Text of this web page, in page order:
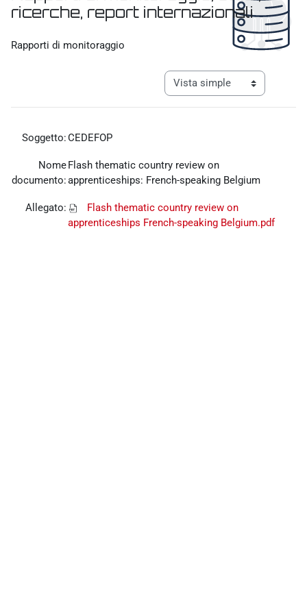
ricerche, report internazionali
Rapporti di monitoraggio
Ver modo de navegación
Soggetto:CEDEFOP
Nome
documento:
Flash thematic country review on
apprenticeships: French-speaking Belgium
Allegato:
Flash thematic country review on
apprenticeships French-speaking Belgium.pdf